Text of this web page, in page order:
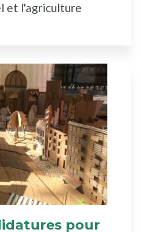
et l'agriculture
pour